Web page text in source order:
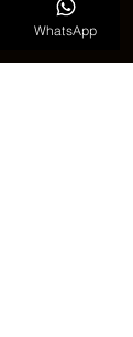
WhatsApp